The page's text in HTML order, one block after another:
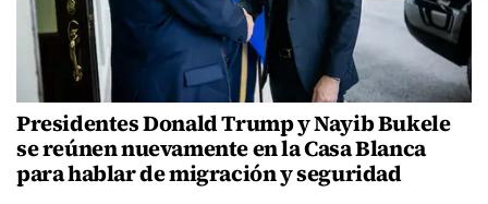
Presidentes Donald Trump y Nayib Bukele
se reúnen nuevamente en la Casa Blanca
para hablar de migración y seguridad